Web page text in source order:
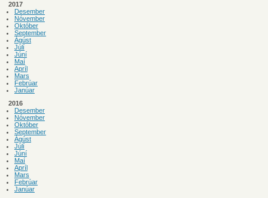
2017
Desember
Nóvember
Október
September
Ágúst
Júlí
Júní
Maí
Apríl
Mars
Febrúar
Janúar
2016
Desember
Nóvember
Október
September
Ágúst
Júlí
Júní
Maí
Apríl
Mars
Febrúar
Janúar